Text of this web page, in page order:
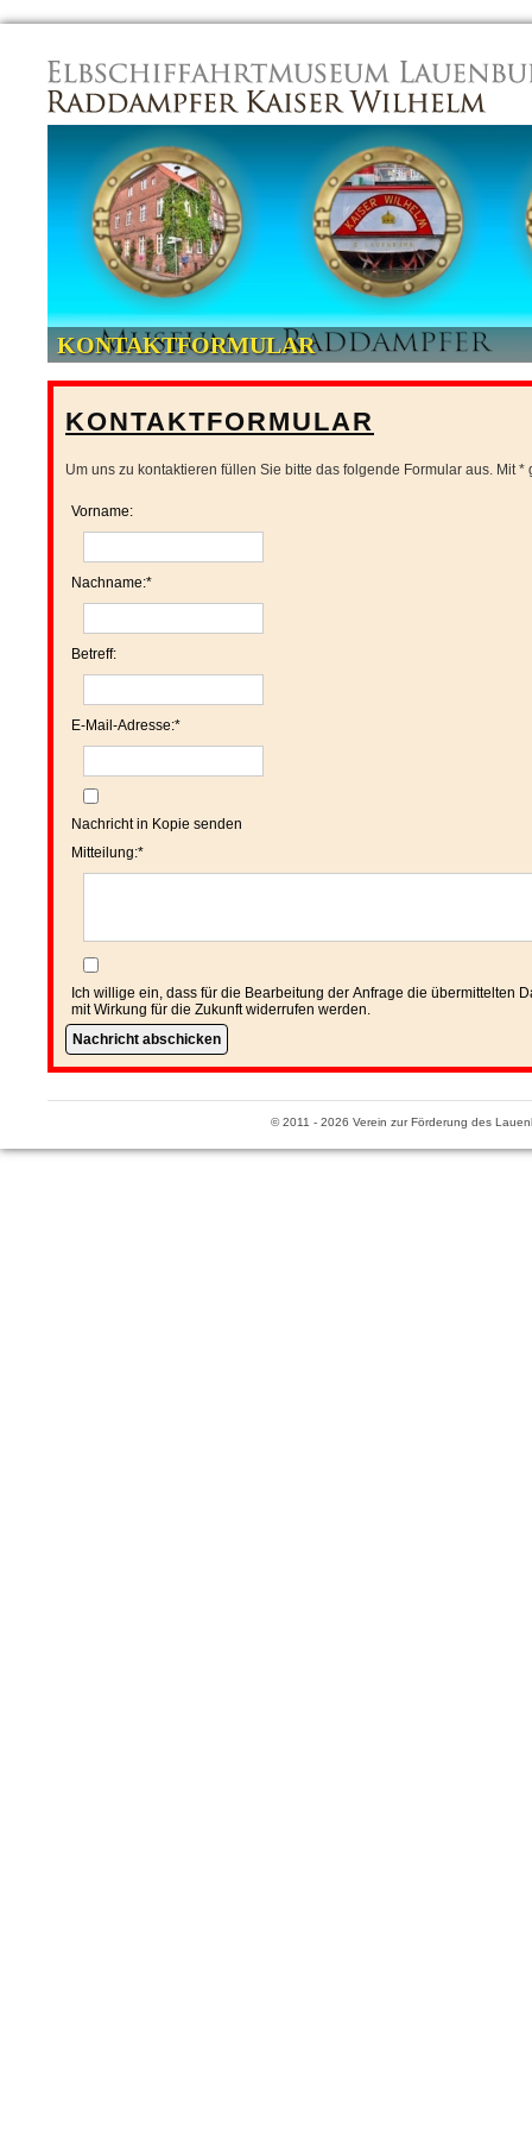
KONTAKTFORMULAR
KONTAKTFORMULAR
Um uns zu kontaktieren füllen Sie bitte das folgende Formular aus. Mit
Vorname:
Pflichtfeld
Nachname:*
Betreff:
Pflichtfeld
E-Mail-Adresse:*
Nachricht in Kopie senden
Pflichtfeld
Mitteilung:*
Ich willige ein, dass für die Bearbeitung der Anfrage die übermittelten
mit Wirkung für die Zukunft widerrufen werden.
Nachricht abschicken
© 2011 - 2026 Verein zur Förderung des